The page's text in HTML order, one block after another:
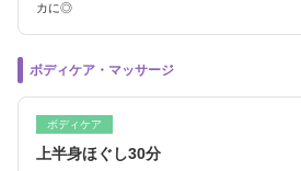
カに◎
ボディケア・マッサージ
ボディケア
上半身ほぐし30分